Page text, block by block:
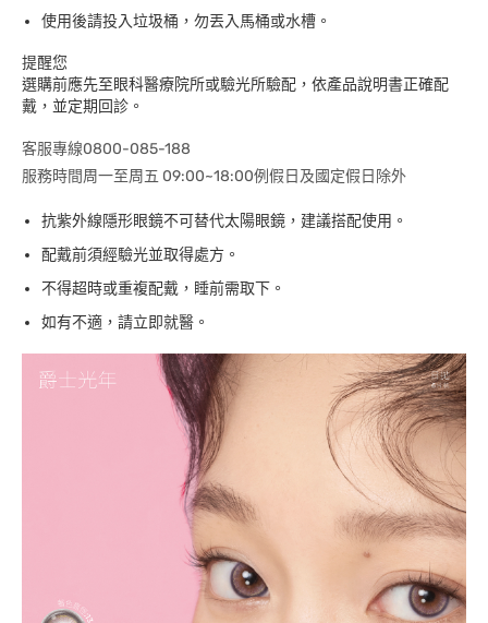
使用後請投入垃圾桶，勿丟入馬桶或水槽。
提醒您
選購前應先至眼科醫療院所或驗光所驗配，依產品說明書正確配
戴，並定期回診。
客服專線0800-085-188
服務時間周一至周五 09:00~18:00例假日及國定假日除外
抗紫外線隱形眼鏡不可替代太陽眼鏡，建議搭配使用。
配戴前須經驗光並取得處方。
不得超時或重複配戴，睡前需取下。
如有不適，請立即就醫。